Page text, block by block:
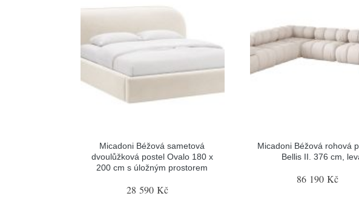
Micadoni Béžová sametová
dvoulůžková postel Ovalo 180 x
200 cm s úložným prostorem
28 590 Kč
Micadoni Béžová rohová
Bellis II. 376 cm,
86 190 Kč